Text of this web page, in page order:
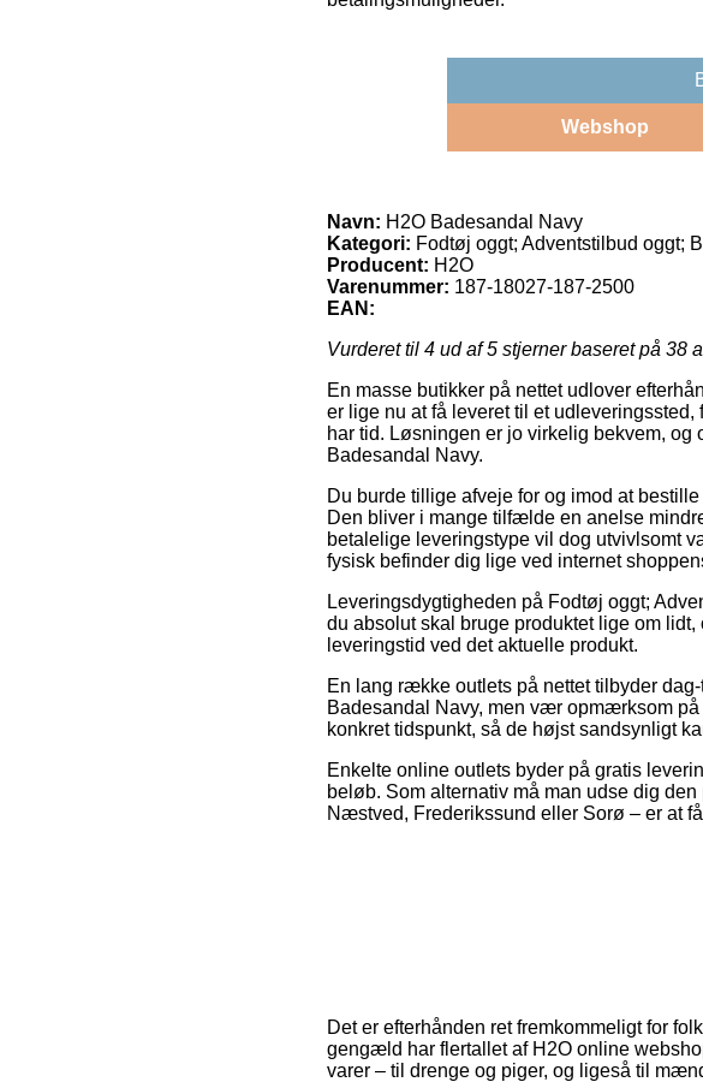
Webshop
Navn: H2O Badesandal Navy
Kategori: Fodtøj oggt; Adventstilbud oggt;
Producent: H2O
Varenummer: 187-18027-187-2500
EAN:
Vurderet til 4 ud af 5 stjerner baseret på 38
En masse butikker på nettet udlover
er lige nu at få leveret til et
har tid. Løsningen er jo virkelig bekvem,
Badesandal Navy.
Du burde tillige afveje for og imod at
Den bliver i mange tilfælde en anelse
betalelige leveringstype vil dog utvivlsomt
fysisk befinder dig lige ved internet
Leveringsdygtigheden på Fodtøj oggt;
du absolut skal bruge produktet lige om
leveringstid ved det aktuelle produkt.
En lang række outlets på nettet tilbyder
Badesandal Navy, men vær opmærksom
konkret tidspunkt, så de højst sandsynligt
Enkelte online outlets byder på gratis
beløb. Som alternativ må man udse dig
Næstved, Frederikssund eller Sorø – er at
Det er efterhånden ret fremkommeligt for
gengæld har flertallet af H2O online
varer – til drenge og piger, og ligeså til